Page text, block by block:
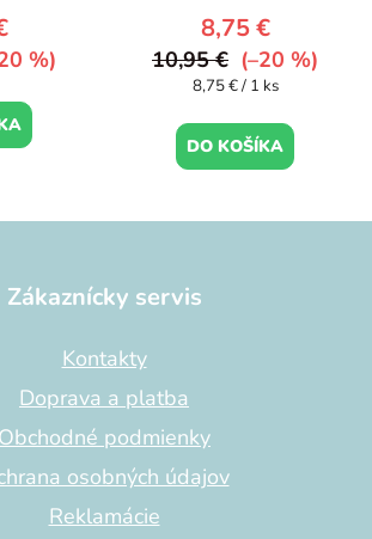
%)
8,75 €
10,95 € (–20 %)
Jednotková
8,75 € / 1 ks
DO KOŠÍKA
Zákaznícky servis
Kontakty
Doprava a platba
Obchodné podmienky
osobných údajov
Reklamácie